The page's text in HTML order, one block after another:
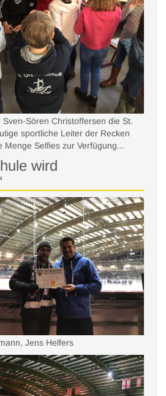
Sören Christoffersen die St.
sportliche Leiter der Recken
Menge Selfies zur Verfügung...
wird
Jens Helfers
St.